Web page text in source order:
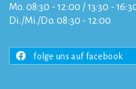
Mo. 08:30 - 12:00 / 13:30 -
Di./Mi./Do. 08:30 - 12:00
folge uns auf facebook